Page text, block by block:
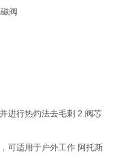
阀
进行热灼法去毛刺 2.阀芯
可适用于户外工作 阿托斯